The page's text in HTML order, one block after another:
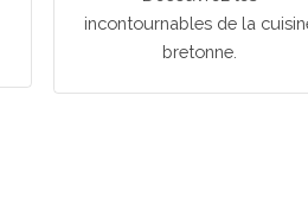
incontournables de la
bretonne.